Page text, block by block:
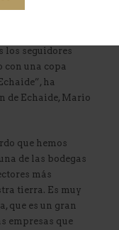
podrá realizarse
los seguidores
una copa
ha
de Echaide, Mario
que hemos
de las bodegas
más
tierra. Es muy
que es un gran
empresas que